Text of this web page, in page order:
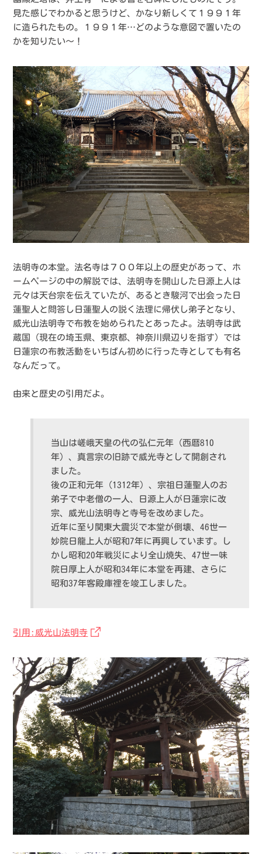
見た感じでわかると思うけど、かなり新しくて１９９１年
に造られたもの。１９９１年…どのような意図で置いたの
かを知りたい〜！
法明寺の本堂。法名寺は７００年以上の歴史があって、ホ
ームページの中の解説では、法明寺を開山した日源上人は
元々は天台宗を伝えていたが、あるとき駿河で出会った日
蓮聖人と問答し日蓮聖人の説く法理に帰伏し弟子となり、
威光山法明寺で布教を始められたとあったよ。法明寺は武
蔵国（現在の埼玉県、東京都、神奈川県辺りを指す）では
日蓮宗の布教活動をいちばん初めに行った寺としても有名
なんだって。
由来と歴史の引用だよ。
当山は嵯峨天皇の代の弘仁元年（西暦810
年）、真言宗の旧跡で威光寺として開創され
ました。
後の正和元年（1312年）、宗祖日蓮聖人のお
弟子で中老僧の一人、日源上人が日蓮宗に改
宗、威光山法明寺と寺号を改めました。
近年に至り関東大震災で本堂が倒壊、46世一
妙院日龍上人が昭和7年に再興しています。し
かし昭和20年戦災により全山焼失、47世一味
院日厚上人が昭和34年に本堂を再建、さらに
昭和37年客殿庫裡を竣工しました。
引用:威光山法明寺